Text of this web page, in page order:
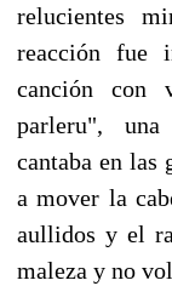
relucientes
reacción fue
canción con
parleru",
cantaba en las
a mover la
aullidos y el
maleza y no